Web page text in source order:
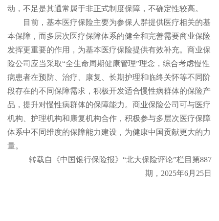
动，不足是其通常属于非正式制度保障，不确定性较高。
目前，基本医疗保险主要为参保人群提供医疗相关的基
本保障，而多层次医疗保障体系的健全和完善需要商业保险
发挥更重要的作用，为基本医疗保险提供有效补充。商业保
险公司应当采取“全生命周期健康管理”理念，综合考虑慢性
病患者在预防、治疗、康复、长期护理和临终关怀等不同阶
段存在的不同保障需求，积极开发适合慢性病群体的保险产
品，提升对慢性病群体的保障能力。商业保险公司可与医疗
机构、护理机构和康复机构合作，积极参与多层次医疗保障
体系中不同维度的保障能力建设，为健康中国贡献更大的力
量。
转载自《中国银行保险报》“北大保险评论”栏目第887
期，2025年6月25日